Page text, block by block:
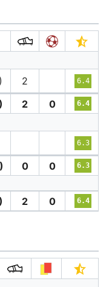
2 6.4
2 0 6.4
6.3
0 0 6.3
2 0 6.4